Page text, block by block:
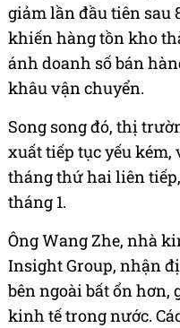
giảm lần đầu tiên sau
khiến hàng tồn kho
ánh doanh số bán
khâu vận chuyển.
Song song đó, thị
xuất tiếp tục yếu
tháng thứ hai liên
tháng 1.
Ông Wang Zhe, nhà
Insight Group, nhận
bên ngoài bất ổn hơn,
kinh tế trong nước.